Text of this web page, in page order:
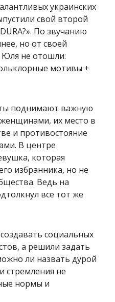
украинских
свой второй
По звучанию
но от своей
Юля не отошли:
мотивы +
поднимают важную
их место в
и противостояние
В центре
которая
избранника, но не
Ведь на
все тот же
социальных
а решили задать
ли назвать дурой
стремления не
нормы и